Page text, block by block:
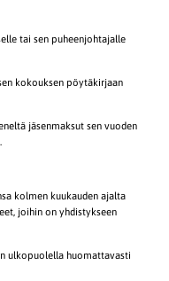
tai sen puheenjohtajalle
kokouksen pöytäkirjaan
jäsenmaksut sen vuoden
kolmen kuukauden ajalta
joihin on yhdistykseen
huomattavasti